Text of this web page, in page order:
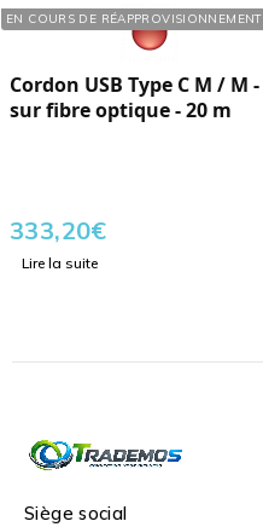
EN COURS DE RÉAPPROVISIONNEMENT
Réf. : 413852
Cordon USB Type C M / M -
sur fibre optique - 20 m
333,20€
Lire la suite
Siège social